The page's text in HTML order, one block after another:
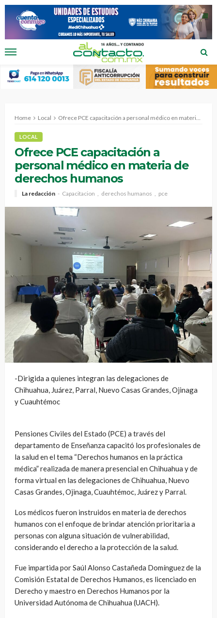
Home Local Ofrece PCE capacitación a personal médico en materia de derechos humanos
LOCAL
Ofrece PCE capacitación a
personal médico en materia de
derechos humanos
La redacción Capacitacion derechos humanos pce
-Dirigida a quienes integran las delegaciones de
Chihuahua, Juárez, Parral, Nuevo Casas Grandes, Ojinaga
y Cuauhtémoc
Pensiones Civiles del Estado (PCE) a través del
departamento de Enseñanza capacitó los profesionales de
la salud en el tema “Derechos humanos en la práctica
médica” realizada de manera presencial en Chihuahua y de
forma virtual en las delegaciones de Chihuahua, Nuevo
Casas Grandes, Ojinaga, Cuauhtémoc, Juárez y Parral.
Los médicos fueron instruidos en materia de derechos
humanos con el enfoque de brindar atención prioritaria a
personas con alguna situación de vulnerabilidad,
considerando el derecho a la protección de la salud.
Fue impartida por Saúl Alonso Castañeda Domínguez de la
Comisión Estatal de Derechos Humanos, es licenciado en
Derecho y maestro en Derechos Humanos por la
Universidad Autónoma de Chihuahua (UACH).